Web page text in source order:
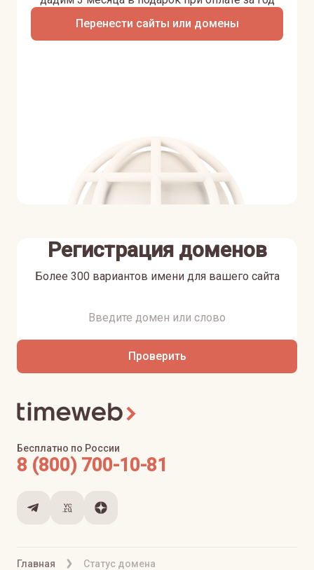
Перенести сайты или домены
Регистрация доменов
Более 300 вариантов имени для вашего сайта
Проверить
Главная Статус домена
Бесплатно по России
8 (800) 700-10-81